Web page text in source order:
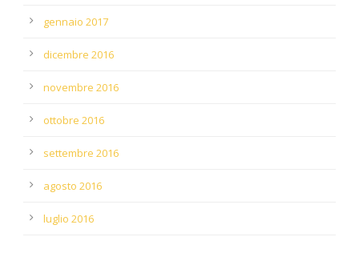
gennaio 2017
dicembre 2016
novembre 2016
ottobre 2016
settembre 2016
agosto 2016
luglio 2016